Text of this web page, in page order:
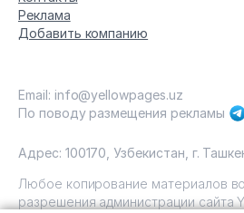
Реклама
Добавить компанию
Email: info@yellowpages.uz
По поводу размещения рекламы
Адрес: 100170, Узбекистан, г.
Любое копирование материалов
разрешения администрации сайта